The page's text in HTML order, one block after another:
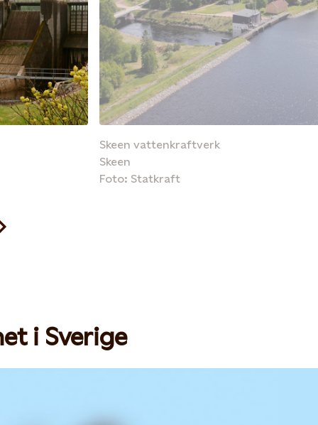
Skeen vattenkraftverk
Skeen
Foto: Statkraft
i Sverige